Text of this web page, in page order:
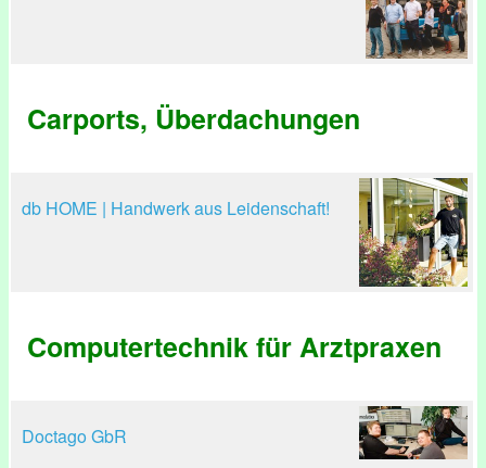
Carports, Überdachungen
db HOME | Handwerk aus Leidenschaft!
Computertechnik für Arztpraxen
Doctago GbR